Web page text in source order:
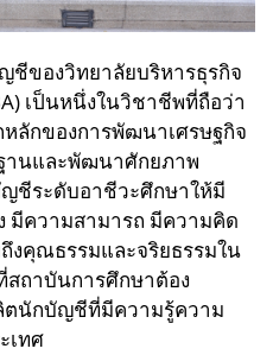
ของวิทยาลัยบริหารธุรกิจ
เป็นหนึ่งในวิชาชีพที่ถือว่า
ลักของการพัฒนาเศรษฐกิจ
านและพัฒนาศักยภาพ
ชีระดับอาชีวะศึกษาให้มี
มีความสามารถ มีความคิด
งคุณธรรมและจริยธรรมใน
ถาบันการศึกษาต้อง
ตนักบัญชีที่มีความรู้ความ
เทศ